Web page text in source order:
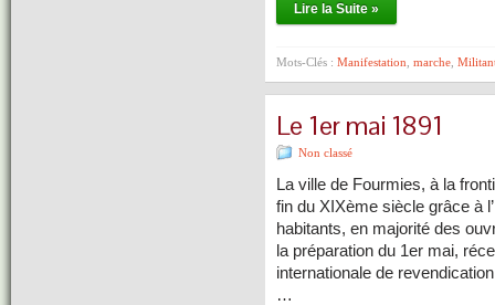
Lire la Suite »
Mots-Clés : Manifestation marche
Le 1er mai 1891
Non classé
La ville de Fourmies, à la
fin du XIXème siècle grâce à
habitants, en majorité des
la préparation du 1er mai,
internationale de
…